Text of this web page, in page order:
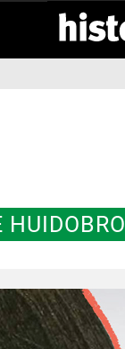
HUIDOBRO